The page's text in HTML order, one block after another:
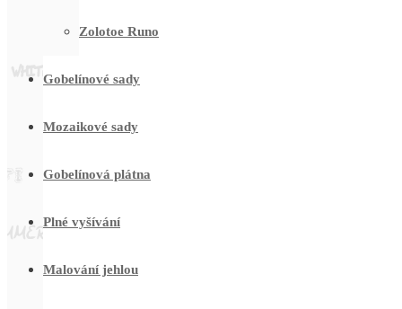
Zolotoe Runo
Gobelínové sady
Mozaikové sady
Gobelínová plátna
Plné vyšívání
Malování jehlou